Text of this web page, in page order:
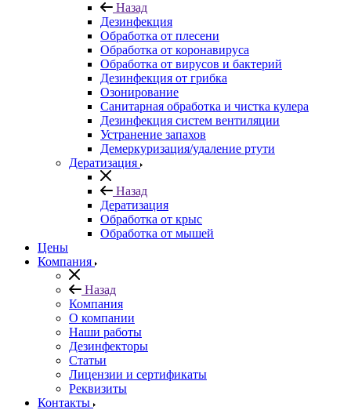
Назад
Дезинфекция
Обработка от плесени
Обработка от коронавируса
Обработка от вирусов и бактерий
Дезинфекция от грибка
Озонирование
Санитарная обработка и чистка кулера
Дезинфекция систем вентиляции
Устранение запахов
Демеркуризация/удаление ртути
Дератизация
Назад
Дератизация
Обработка от крыс
Обработка от мышей
Цены
Компания
Назад
Компания
О компании
Наши работы
Дезинфекторы
Статьи
Лицензии и сертификаты
Реквизиты
Контакты